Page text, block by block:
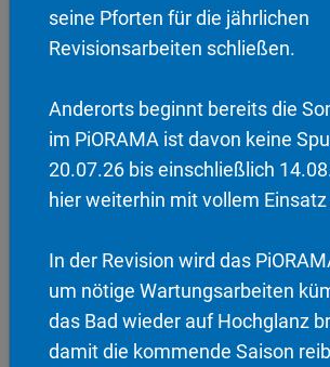
vorherige 1 2 3 4 nächste
03.12.2025
Weiterlesen
seine Pforten für die jährlichen
Revisionsarbeiten schließen.
Anderorts beginnt bereits die
im PiORAMA ist davon keine
20.07.26 bis einschließlich
hier weiterhin mit vollem
In der Revision wird das
um nötige Wartungsarbeiten
das Bad wieder auf Hochglanz
damit die kommende Saison